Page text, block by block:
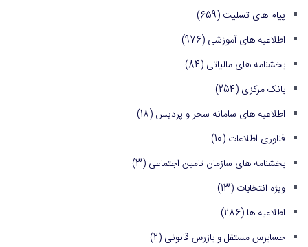
پیام های تسلیت (659)
اطلاعیه های آموزشی (976)
بخشنامه های مالیاتی (84)
بانک مرکزی (254)
اطلاعیه های سامانه سحر و پردیس (18)
فناوری اطلاعات (10)
بخشنامه های سازمان تامین اجتماعی (3)
ویژه انتخابات (13)
اطلاعیه ها (286)
حسابرس مستقل و بازرس قانونی (2)